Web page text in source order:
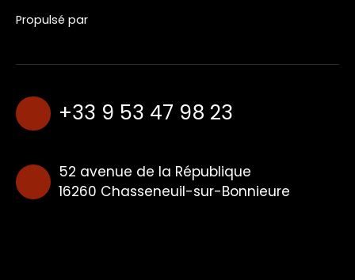
Propulsé par
+33 9 53 47 98 23
52 avenue de la République
16260 Chasseneuil-sur-Bonnieure